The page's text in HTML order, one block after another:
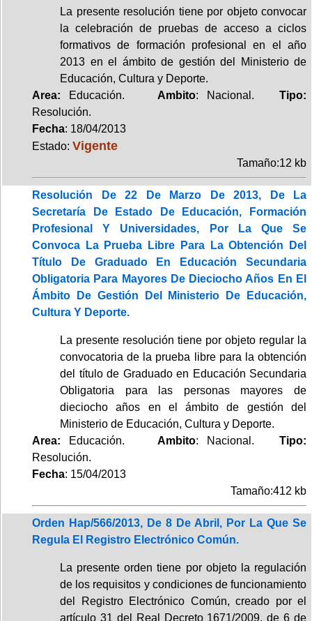
La presente resolución tiene por objeto convocar
la celebración de pruebas de acceso a ciclos
formativos de formación profesional en el año
2013 en el ámbito de gestión del Ministerio de
Educación, Cultura y Deporte.
Area: Educación. Ambito: Nacional.Tipo:
Resolución.
Fecha: 18/04/2013
Estado: Vigente
Tamaño:12 kb
Resolución De 22 De Marzo De 2013, De La
Secretaría De Estado De Educación, Formación
Profesional Y Universidades, Por La Que Se
Convoca La Prueba Libre Para La Obtención Del
Título De Graduado En Educación Secundaria
Obligatoria Para Mayores De Dieciocho Años En El
Ámbito De Gestión Del Ministerio De Educación,
Cultura Y Deporte.
La presente resolución tiene por objeto regular la
convocatoria de la prueba libre para la obtención
del título de Graduado en Educación Secundaria
Obligatoria para las personas mayores de
dieciocho años en el ámbito de gestión del
Ministerio de Educación, Cultura y Deporte.
Area: Educación.Ambito: Nacional.Tipo:
Resolución.
Fecha: 15/04/2013
Tamaño:412 kb
Orden Hap/566/2013, De 8 De Abril, Por La Que Se
Regula El Registro Electrónico Común.
La presente orden tiene por objeto la regulación
de los requisitos y condiciones de funcionamiento
del Registro Electrónico Común, creado por el
artículo 31 del Real Decreto 1671/2009, de 6 de